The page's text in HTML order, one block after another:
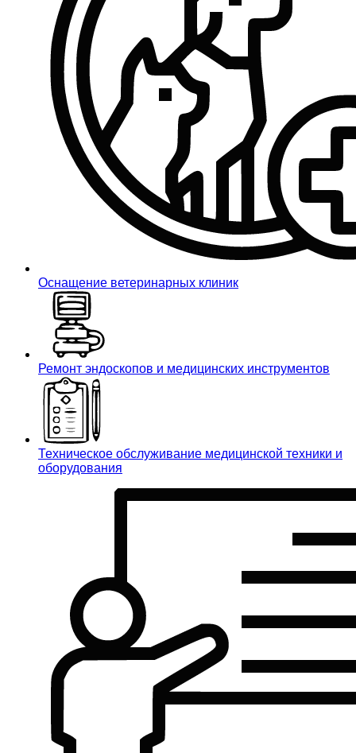
Оснащение ветеринарных клиник
Ремонт эндоскопов и медицинских инструментов
Техническое обслуживание медицинской техники и
оборудования